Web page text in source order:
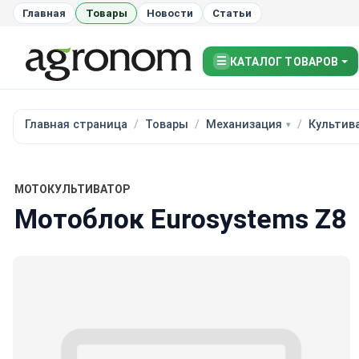
Главная Товары Новости Статьи
☰ КАТАЛОГ ТОВАРОВ
Главная страница Товары Механизация
МОТОКУЛЬТИВАТОР
Мотоблок Eurosystems Z8